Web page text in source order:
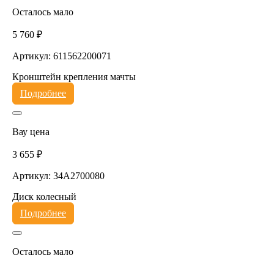
Осталось мало
5 760 ₽
Артикул: 611562200071
Кронштейн крепления мачты
Подробнее
Вау цена
3 655 ₽
Артикул: 34A2700080
Диск колесный
Подробнее
Осталось мало